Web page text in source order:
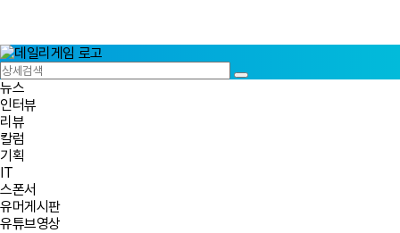
뉴스
인터뷰
리뷰
칼럼
기획
IT
스폰서
유머게시판
유튜브영상